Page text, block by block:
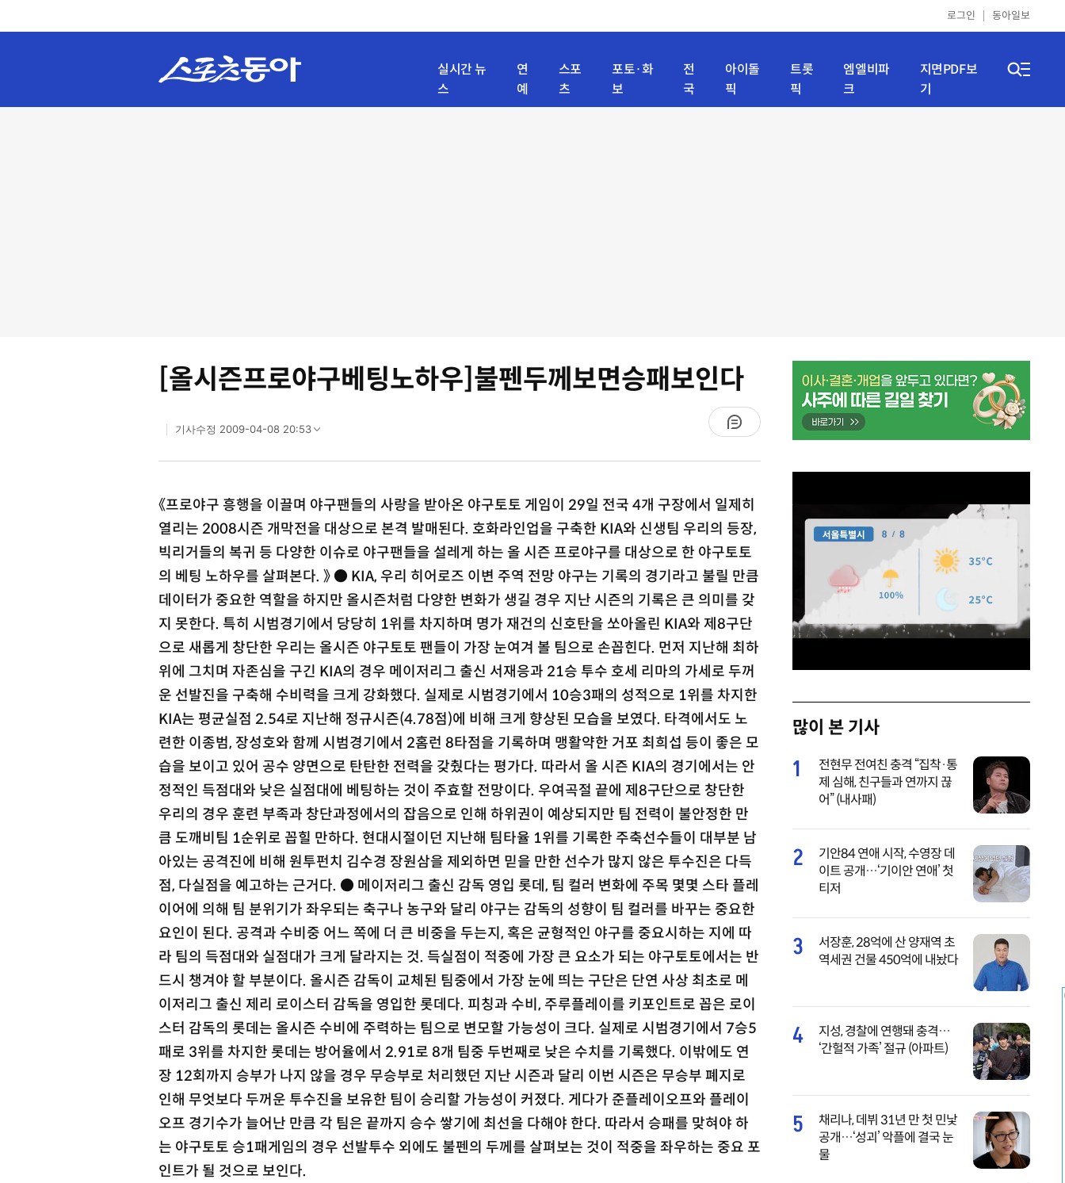
로그인 동아일보
실시간 뉴
스
연
예
스포
츠
포토·화
보
전
국
아이돌
픽
트롯
픽
엠엘비파
크
지면PDF보
기
[올시즌프로야구베팅노하우]불펜두께보면승패보인다
기사수정 2009-04-08 20:53
《프로야구 흥행을 이끌며 야구팬들의 사랑을 받아온 야구토토 게임이 29일 전국 4개 구장에서 일제히
열리는 2008시즌 개막전을 대상으로 본격 발매된다. 호화라인업을 구축한 KIA와 신생팀 우리의 등장,
빅리거들의 복귀 등 다양한 이슈로 야구팬들을 설레게 하는 올 시즌 프로야구를 대상으로 한 야구토토
의 베팅 노하우를 살펴본다. 》 ● KIA, 우리 히어로즈 이변 주역 전망 야구는 기록의 경기라고 불릴 만큼
데이터가 중요한 역할을 하지만 올시즌처럼 다양한 변화가 생길 경우 지난 시즌의 기록은 큰 의미를 갖
지 못한다. 특히 시범경기에서 당당히 1위를 차지하며 명가 재건의 신호탄을 쏘아올린 KIA와 제8구단
으로 새롭게 창단한 우리는 올시즌 야구토토 팬들이 가장 눈여겨 볼 팀으로 손꼽힌다. 먼저 지난해 최하
위에 그치며 자존심을 구긴 KIA의 경우 메이저리그 출신 서재응과 21승 투수 호세 리마의 가세로 두꺼
운 선발진을 구축해 수비력을 크게 강화했다. 실제로 시범경기에서 10승3패의 성적으로 1위를 차지한
KIA는 평균실점 2.54로 지난해 정규시즌(4.78점)에 비해 크게 향상된 모습을 보였다. 타격에서도 노
련한 이종범, 장성호와 함께 시범경기에서 2홈런 8타점을 기록하며 맹활약한 거포 최희섭 등이 좋은 모
습을 보이고 있어 공수 양면으로 탄탄한 전력을 갖췄다는 평가다. 따라서 올 시즌 KIA의 경기에서는 안
정적인 득점대와 낮은 실점대에 베팅하는 것이 주효할 전망이다. 우여곡절 끝에 제8구단으로 창단한
우리의 경우 훈련 부족과 창단과정에서의 잡음으로 인해 하위권이 예상되지만 팀 전력이 불안정한 만
큼 도깨비팀 1순위로 꼽힐 만하다. 현대시절이던 지난해 팀타율 1위를 기록한 주축선수들이 대부분 남
아있는 공격진에 비해 원투펀치 김수경 장원삼을 제외하면 믿을 만한 선수가 많지 않은 투수진은 다득
점, 다실점을 예고하는 근거다. ● 메이저리그 출신 감독 영입 롯데, 팀 컬러 변화에 주목 몇몇 스타 플레
이어에 의해 팀 분위기가 좌우되는 축구나 농구와 달리 야구는 감독의 성향이 팀 컬러를 바꾸는 중요한
요인이 된다. 공격과 수비중 어느 쪽에 더 큰 비중을 두는지, 혹은 균형적인 야구를 중요시하는 지에 따
라 팀의 득점대와 실점대가 크게 달라지는 것. 득실점이 적중에 가장 큰 요소가 되는 야구토토에서는 반
드시 챙겨야 할 부분이다. 올시즌 감독이 교체된 팀중에서 가장 눈에 띄는 구단은 단연 사상 최초로 메
이저리그 출신 제리 로이스터 감독을 영입한 롯데다. 피칭과 수비, 주루플레이를 키포인트로 꼽은 로이
스터 감독의 롯데는 올시즌 수비에 주력하는 팀으로 변모할 가능성이 크다. 실제로 시범경기에서 7승5
패로 3위를 차지한 롯데는 방어율에서 2.91로 8개 팀중 두번째로 낮은 수치를 기록했다. 이밖에도 연
장 12회까지 승부가 나지 않을 경우 무승부로 처리했던 지난 시즌과 달리 이번 시즌은 무승부 폐지로
인해 무엇보다 두꺼운 투수진을 보유한 팀이 승리할 가능성이 커졌다. 게다가 준플레이오프와 플레이
오프 경기수가 늘어난 만큼 각 팀은 끝까지 승수 쌓기에 최선을 다해야 한다. 따라서 승패를 맞혀야 하
는 야구토토 승1패게임의 경우 선발투수 외에도 불펜의 두께를 살펴보는 것이 적중을 좌우하는 중요 포
인트가 될 것으로 보인다.
많이 본 기사
1
전현무 전여친 충격 “집착·통
제 심해, 친구들과 연까지 끊
어” (내사패)
2
기안84 연애 시작, 수영장 데
이트 공개…‘기이안 연애’ 첫
티저
3
서장훈, 28억에 산 양재역 초
역세권 건물 450억에 내놨다
4
지성, 경찰에 연행돼 충격…
‘간헐적 가족’ 절규 (아파트)
5
채리나, 데뷔 31년 만 첫 민낯
공개…‘성괴’ 악플에 결국 눈
물